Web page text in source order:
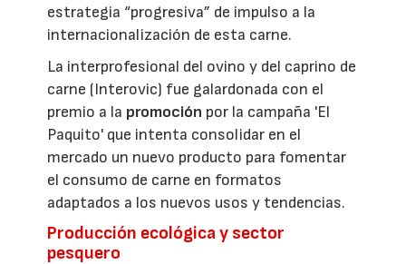
estrategia “progresiva” de impulso a la
internacionalización de esta carne.
La interprofesional del ovino y del caprino de
carne (Interovic) fue galardonada con el
premio a la promoción por la campaña 'El
Paquito' que intenta consolidar en el
mercado un nuevo producto para fomentar
el consumo de carne en formatos
adaptados a los nuevos usos y tendencias.
Producción ecológica y sector
pesquero